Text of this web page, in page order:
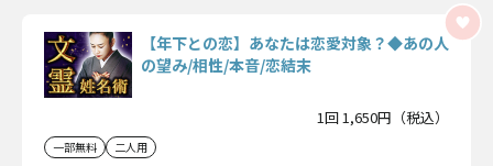
【年下との恋】あなたは恋愛対象？◆あの人
の望み/相性/本音/恋結末
1回 1,650円（税込）
一部無料 二人用